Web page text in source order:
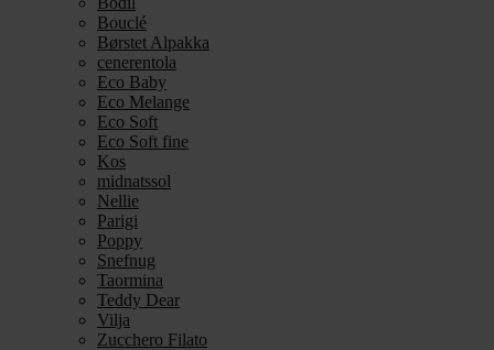
Bouclé
Børstet Alpakka
cenerentola
Eco Baby
Eco Melange
Eco Soft
Eco Soft fine
Kos
midnatssol
Nellie
Parigi
Poppy
Snefnug
Taormina
Teddy Dear
Vilja
Zucchero Filato